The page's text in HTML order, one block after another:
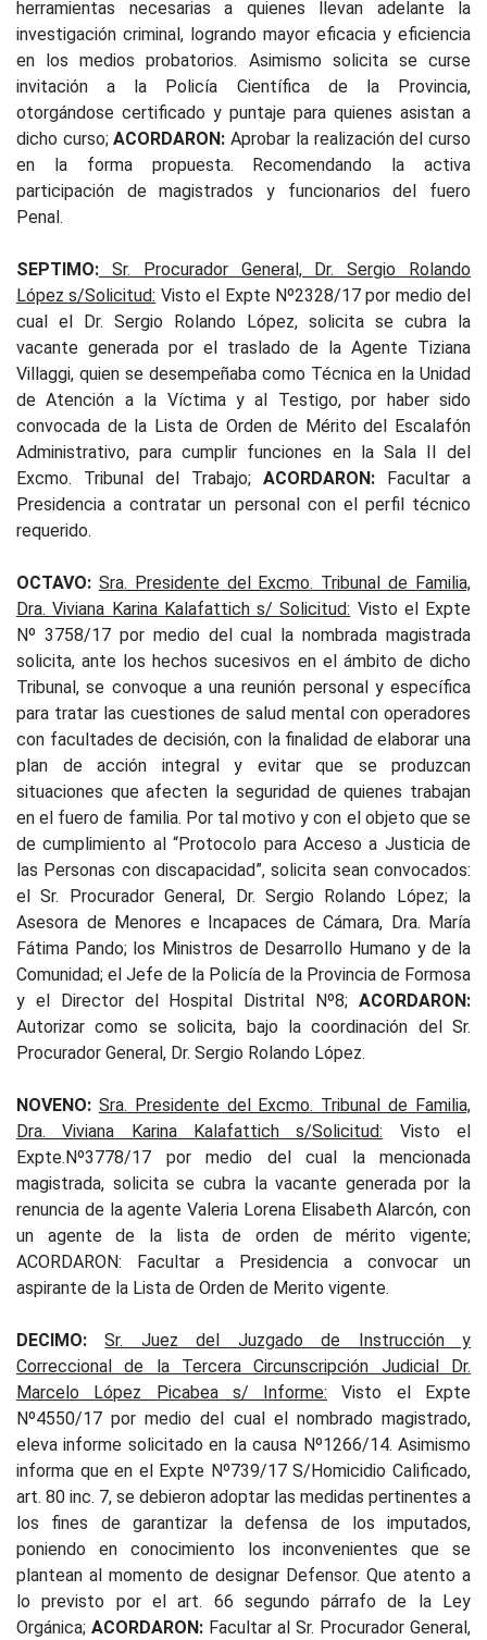
herramientas necesarias a quienes llevan adelante la
investigación criminal, logrando mayor eficacia y eficiencia
en los medios probatorios. Asimismo solicita se curse
invitación a la Policía Científica de la Provincia,
otorgándose certificado y puntaje para quienes asistan a
dicho curso;ACORDARON: Aprobar la realización del curso
en la forma propuesta. Recomendando la activa
participación de magistrados y funcionarios del fuero
Penal.
SEPTIMO: Sr. Procurador General, Dr. Sergio Rolando
López s/Solicitud: Visto el Expte Nº2328/17 por medio del
cual el Dr. Sergio Rolando López, solicita se cubra la
vacante generada por el traslado de la Agente Tiziana
Villaggi, quien se desempeñaba como Técnica en la Unidad
de Atención a la Víctima y al Testigo, por haber sido
convocada de la Lista de Orden de Mérito del Escalafón
Administrativo, para cumplir funciones en la Sala II del
Excmo. Tribunal del Trabajo; ACORDARON: Facultar a
Presidencia a contratar un personal con el perfil técnico
requerido.
OCTAVO: Sra. Presidente del Excmo. Tribunal de Familia,
Dra. Viviana Karina Kalafattich s/ Solicitud: Visto el Expte
Nº 3758/17 por medio del cual la nombrada magistrada
solicita, ante los hechos sucesivos en el ámbito de dicho
Tribunal, se convoque a una reunión personal y específica
para tratar las cuestiones de salud mental con operadores
con facultades de decisión, con la finalidad de elaborar una
plan de acción integral y evitar que se produzcan
situaciones que afecten la seguridad de quienes trabajan
en el fuero de familia. Por tal motivo y con el objeto que se
de cumplimiento al “Protocolo para Acceso a Justicia de
las Personas con discapacidad”, solicita sean convocados:
el Sr. Procurador General, Dr. Sergio Rolando López; la
Asesora de Menores e Incapaces de Cámara, Dra. María
Fátima Pando; los Ministros de Desarrollo Humano y de la
Comunidad; el Jefe de la Policía de la Provincia de Formosa
y el Director del Hospital Distrital Nº8; ACORDARON:
Autorizar como se solicita, bajo la coordinación del Sr.
Procurador General, Dr. Sergio Rolando López.
NOVENO: Sra. Presidente del Excmo. Tribunal de Familia,
Dra. Viviana Karina Kalafattich s/Solicitud: Visto el
Expte.Nº3778/17 por medio del cual la mencionada
magistrada, solicita se cubra la vacante generada por la
renuncia de la agente Valeria Lorena Elisabeth Alarcón, con
un agente de la lista de orden de mérito vigente;
ACORDARON: Facultar a Presidencia a convocar un
aspirante de la Lista de Orden de Merito vigente.
DECIMO:
Sr. Juez del Juzgado de Instrucción y
Correccional de la Tercera Circunscripción Judicial Dr.
Marcelo López Picabea s/ Informe: Visto el Expte
Nº4550/17 por medio del cual el nombrado magistrado,
eleva informe solicitado en la causa Nº1266/14. Asimismo
informa que en el Expte Nº739/17 S/Homicidio Calificado,
art. 80 inc. 7, se debieron adoptar las medidas pertinentes a
los fines de garantizar la defensa de los imputados,
poniendo en conocimiento los inconvenientes que se
plantean al momento de designar Defensor. Que atento a
lo previsto por el art. 66 segundo párrafo de la Ley
Orgánica; ACORDARON: Facultar al Sr. Procurador General,